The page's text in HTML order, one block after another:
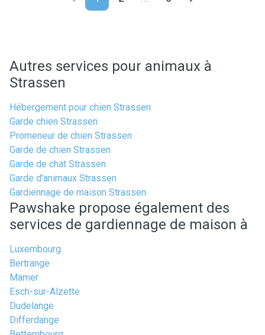
Autres services pour animaux à
Strassen
Hébergement pour chien Strassen
Garde chien Strassen
Promeneur de chien Strassen
Garde de chien Strassen
Garde de chat Strassen
Garde d'animaux Strassen
Gardiennage de maison Strassen
Pawshake propose également des
services de gardiennage de maison à
Luxembourg
Bertrange
Mamer
Esch-sur-Alzette
Dudelange
Differdange